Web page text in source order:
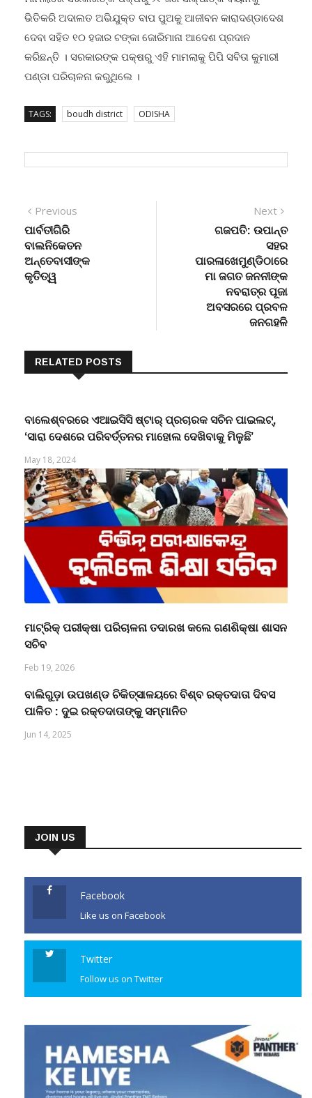
ଭିତିକରି ଅଦାଲତ ଅଭିଯୁକ୍ତ ବାପ ପୁଅକୁ ଆଜୀବନ କାରାଦଣ୍ଡାଦେଶ
ଦେବା ସହିତ ୧୦ ହଜାର ଟଙ୍କା ଜୋରିମାନା ଆଦେଶ ପ୍ରଦାନ
କରିଛନ୍ତି । ସରକାରଙ୍କ ପକ୍ଷରୁ ଏହି ମାମଲାକୁ ପିପି ସବିତା କୁମାରୀ
ପଣ୍ଡା ପରିଚାଳନା କରୁଥିଲେ ।
TAGS: boudh district ODISHA
Post
navigation
Previous
ପାର୍ବତୀଗିରି
ବାଲନିକେତନ
ଅନ୍ତେବାସୀଙ୍କ
କୃତିତ୍ୱ
Next
post:
ଗଜପତି: ଉପାନ୍ତ
ସହର
ପାରଳାଖେମୁଣ୍ଡିଠାରେ
ମା ଜଗତ ଜନନୀଙ୍କ
ନବରାତ୍ର ପୂଜା
ଅବସରରେ ପ୍ରବଳ
ଜନଗହଳି
RELATED POSTS
ବାଲେଶ୍ବରରେ ଏଆଇସିସି ଷ୍ଟାର୍ ପ୍ରଚାରକ ସଚିନ ପାଇଲଟ୍,
‘ସାରା ଦେଶରେ ପରିବର୍ତ୍ତନର ମାହୋଲ ଦେଖିବାକୁ ମିଳୁଛି’
May 18, 2024
ମାଟ୍ରିକ୍ ପରୀକ୍ଷା ପରିଚାଳନା ତଦାରଖ କଲେ ଗଣଶିକ୍ଷା ଶାସନ
ସଚିବ
Feb 19, 2026
ବାଲିଗୁଡ଼ା ଉପଖଣ୍ଡ ଚିକିତ୍ସାଳୟରେ ବିଶ୍ବ ରକ୍ତଦାତା ଦିବସ
ପାଳିତ : ଦୁଇ ରକ୍ତଦାତାଙ୍କୁ ସମ୍ମାନିତ
Jun 14, 2025
JOIN US
Facebook
Like us on Facebook
Twitter
Follow us on Twitter